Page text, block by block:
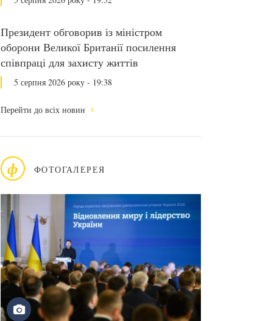
Президент обговорив із міністром
оборони Великої Британії посилення
співпраці для захисту життів
5 серпня 2026 року - 19:38
Перейти до всіх новин
ф ФОТОГАЛЕРЕЯ